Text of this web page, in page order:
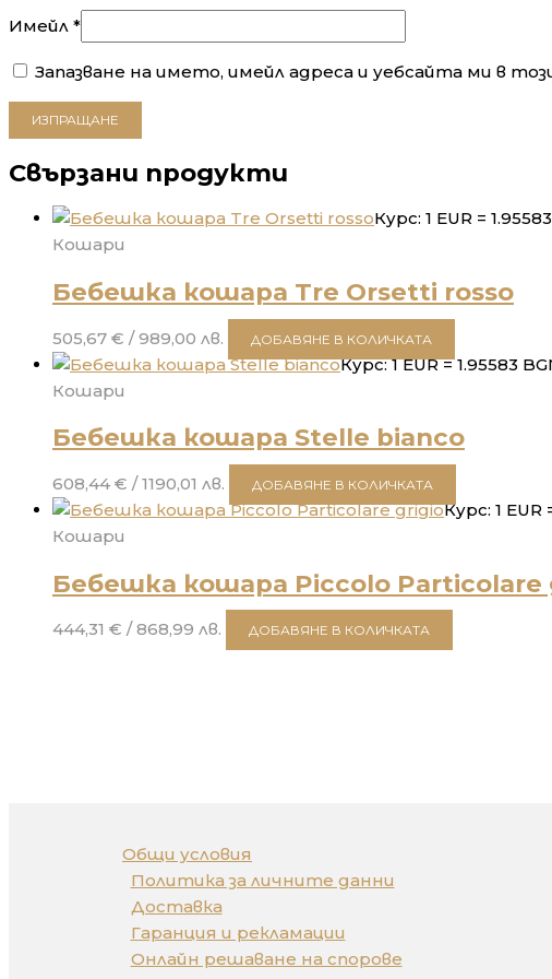
Имейл *
Запазване на името, имейл адреса и уебсайта ми в
Свързани продукти
Курс: 1 EUR =
Кошари
Бебешка кошара Tre Orsetti rosso
505,67 € / 989,00 лв. ДОБАВЯНЕ В КОЛИЧКАТА
Курс: 1 EUR = 1.95583
Кошари
Бебешка кошара Stelle bianco
608,44 € / 1190,01 лв. ДОБАВЯНЕ В КОЛИЧКАТА
Курс: 1 EUR
Кошари
Бебешка кошара Piccolo Particolare
444,31 € / 868,99 лв. ДОБАВЯНЕ В КОЛИЧКАТА
Общи условия
Политика за личните данни
Доставка
Гаранция и рекламации
Онлайн решаване на спорове